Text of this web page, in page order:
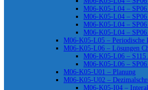
M06-K05-L04 – SP06
M06-K05-L04 – SP06
M06-K05-L04 – SP06
M06-K05-L04 – SP06
M06-K05-L05 – Periodische
M06-K05-L06 – Lösungen
M06-K05-L06 – S115
M06-K05-L06 – SP06
M06-K05-U01 – Planung
M06-K05-U02 –
M06-K05-I04 –